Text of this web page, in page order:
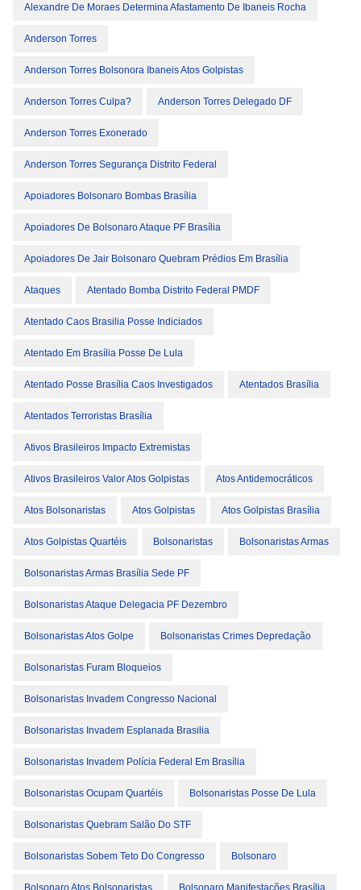
Alexandre De Moraes Determina Afastamento De Ibaneis Rocha
Anderson Torres
Anderson Torres Bolsonora Ibaneis Atos Golpistas
Anderson Torres Culpa? Anderson Torres Delegado DF
Anderson Torres Exonerado
Anderson Torres Segurança Distrito Federal
Apoiadores Bolsonaro Bombas Brasília
Apoiadores De Bolsonaro Ataque PF Brasília
Apoiadores De Jair Bolsonaro Quebram Prédios Em Brasília
Ataques Atentado Bomba Distrito Federal PMDF
Atentado Caos Brasilia Posse Indiciados
Atentado Em Brasília Posse De Lula
Atentado Posse Brasília Caos Investigados Atentados Brasília
Atentados Terroristas Brasília
Ativos Brasileiros Impacto Extremistas
Ativos Brasileiros Valor Atos Golpistas Atos Antidemocráticos
Atos Bolsonaristas Atos Golpistas Atos Golpistas Brasília
Atos Golpistas Quartéis Bolsonaristas Bolsonaristas Armas
Bolsonaristas Armas Brasília Sede PF
Bolsonaristas Ataque Delegacia PF Dezembro
Bolsonaristas Atos Golpe Bolsonaristas Crimes Depredação
Bolsonaristas Furam Bloqueios
Bolsonaristas Invadem Congresso Nacional
Bolsonaristas Invadem Esplanada Brasilia
Bolsonaristas Invadem Polícia Federal Em Brasília
Bolsonaristas Ocupam Quartéis Bolsonaristas Posse De Lula
Bolsonaristas Quebram Salão Do STF
Bolsonaristas Sobem Teto Do Congresso Bolsonaro
Bolsonaro Atos Bolsonaristas Bolsonaro Manifestações Brasília